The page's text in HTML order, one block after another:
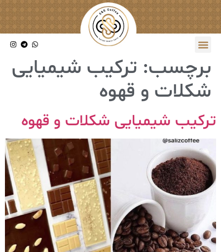
برچسب: ترکیب شیمیایی
شکلات و قهوه
ترکیب شیمیایی شکلات و قهوه